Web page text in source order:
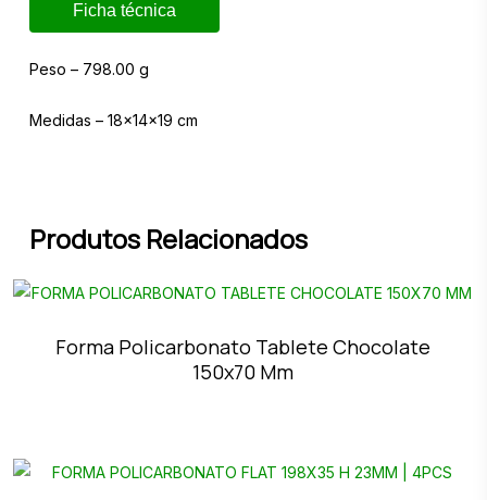
Ficha técnica
Peso – 798.00 g
Medidas – 18x14x19 cm
Produtos Relacionados
Forma Policarbonato Tablete Chocolate
150x70 Mm